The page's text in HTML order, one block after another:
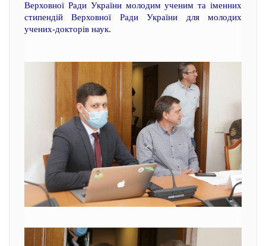
Верховної Ради України молодим ученим та іменних
стипендій Верховної Ради України для молодих
учених-докторів наук.